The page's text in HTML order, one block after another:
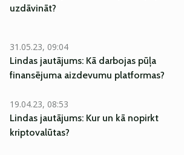
uzdāvināt?
31.05.23, 09:04
Lindas jautājums: Kā darbojas pūļa
finansējuma aizdevumu platformas?
19.04.23, 08:53
Lindas jautājums: Kur un kā nopirkt
kriptovalūtas?